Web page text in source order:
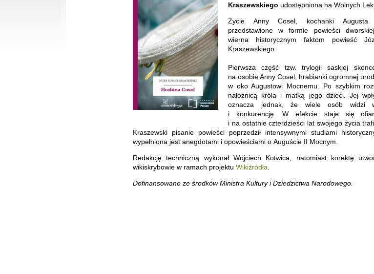
Kraszewskiego udostępniona na Wolnych
Życie Anny Cosel, kochanki Augusta
przedstawione w formie powieści
wierna historycznym faktom powieść
Kraszewskiego.
Pierwsza część tzw. trylogii saskiej
na osobie Anny Cosel, hrabianki ogromnej
w oko Augustowi Mocnemu. Po szybkim
nałożnicą króla i matką jego dzieci. Jej
oznacza jednak, że wiele osób widzi
i konkurencję. W efekcie staje się
i na ostatnie czterdzieści lat swojego życia
Kraszewski pisanie powieści poprzedził intensywnymi studiami
wypełniona jest anegdotami i opowieściami o Auguście II Mocnym.
Redakcję techniczną wykonał Wojciech Kotwica, natomiast korektę
wikiskrybowie w ramach projektu Wikiźródła
Dofinansowano ze środków Ministra Kultury i Dziedzictwa Narodowego.